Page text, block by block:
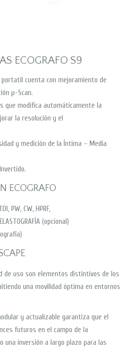
ECOGRAFO S9
portatil cuenta con mejoramiento de
µ-Scan.
que modifica automáticamente la
la resolución y el
y medición de la Íntima – Media
ECOGRAFO
PW, CW, HPRF,
(opcional)
de uso son elementos distintivos de los
una movilidad óptima en entornos
y actualizable garantiza que el
futuros en el campo de la
una inversión a largo plazo para las